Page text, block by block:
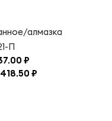
алмазка
П
₽
418.50 ₽